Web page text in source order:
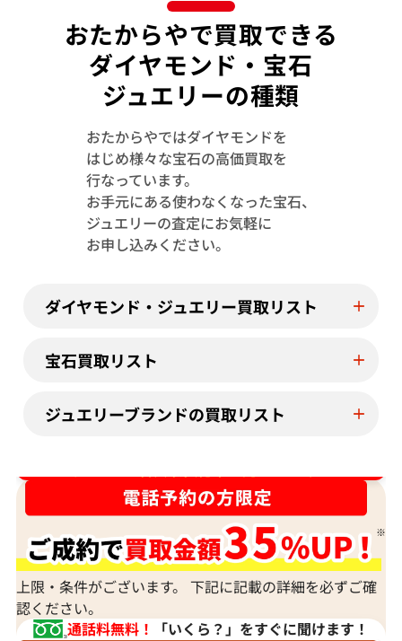
Pt･Pm850 ルビー・ダイヤモンド ネック
レス/ペンダントトップ 1.09・0.187・
参考買取価格
おたからやで買取できる
ダイヤモンド・宝石
ジュエリーの種類
おたからやではダイヤモンドを
はじめ様々な宝石の高価買取を
行なっています。
お手元にある使わなくなった宝石、
ジュエリーの査定にお気軽に
お申し込みください。
ダイヤモンド・ジュエリー買取リスト
宝石買取リスト
ジュエリーブランドの買取リスト
上限・条件がございます。 下記に記載の詳細を必ずご確
認ください。
通話料無料！
「いくら？」をすぐに聞けます！